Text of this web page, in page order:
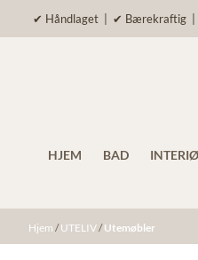
Hopp til innhold
✔ Håndlaget | ✔ Bærekraftig
HJEM BAD
Hjem /UTELIV/Utemøbler